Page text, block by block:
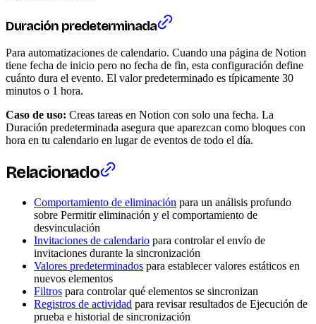
Duración predeterminada
Para automatizaciones de calendario. Cuando una página de Notion
tiene fecha de inicio pero no fecha de fin, esta configuración define
cuánto dura el evento. El valor predeterminado es típicamente 30
minutos o 1 hora.
Caso de uso: Creas tareas en Notion con solo una fecha. La
Duración predeterminada asegura que aparezcan como bloques con
hora en tu calendario en lugar de eventos de todo el día.
Relacionado
Comportamiento de eliminación para un análisis profundo
sobre Permitir eliminación y el comportamiento de
desvinculación
Invitaciones de calendario para controlar el envío de
invitaciones durante la sincronización
Valores predeterminados para establecer valores estáticos en
nuevos elementos
Filtros para controlar qué elementos se sincronizan
Registros de actividad para revisar resultados de Ejecución de
prueba e historial de sincronización